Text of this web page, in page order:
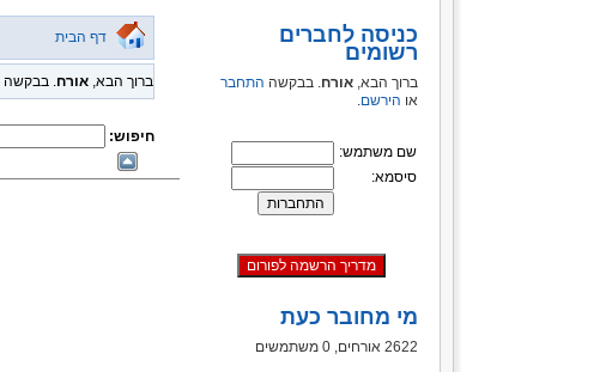
כניסה לחברים
רשומים
ברוך הבא, אורח. בבקשה התחבר
או הירשם.
שם משתמש:
סיסמא:
מי מחובר כעת
2622 אורחים, 0 משתמשים
דף הבית
ברוך הבא, אורח. בבקשה
חיפוש: